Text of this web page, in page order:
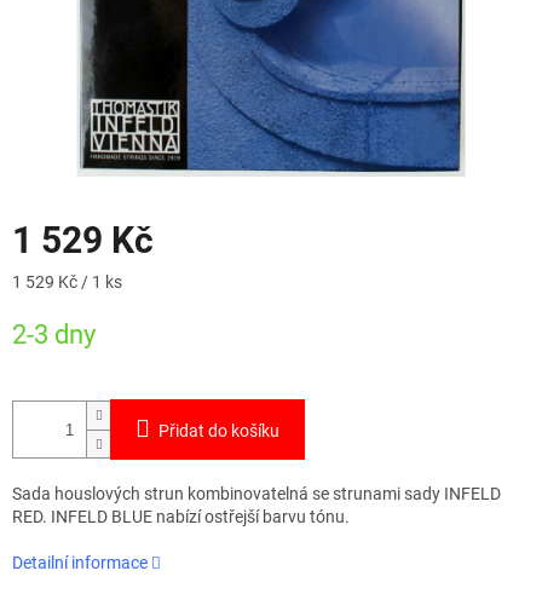
1 529 Kč
Měrná
1 529 Kč / 1 ks
2-3 dny
Přidat do košíku
Sada houslových strun kombinovatelná se strunami sady INFELD
RED. INFELD BLUE nabízí ostřejší barvu tónu.
Detailní informace